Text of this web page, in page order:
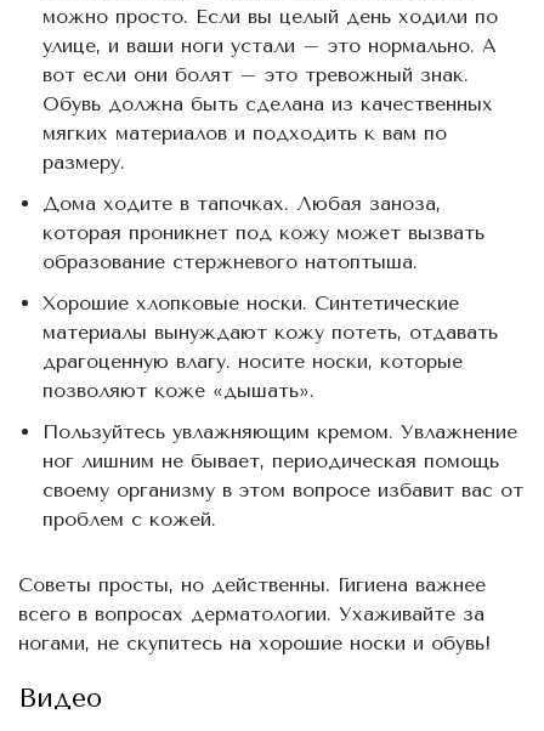
можно просто. Если вы целый день ходили по
улице, и ваши ноги устали – это нормально. А
вот если они болят – это тревожный знак.
Обувь должна быть сделана из качественных
мягких материалов и подходить к вам по
размеру.
Дома ходите в тапочках. Любая заноза,
которая проникнет под кожу может вызвать
образование стержневого натоптыша.
Хорошие хлопковые носки. Синтетические
материалы вынуждают кожу потеть, отдавать
драгоценную влагу. носите носки, которые
позволяют коже «дышать».
Пользуйтесь увлажняющим кремом. Увлажнение
ног лишним не бывает, периодическая помощь
своему организму в этом вопросе избавит вас от
проблем с кожей.
Советы просты, но действенны. Гигиена важнее
всего в вопросах дерматологии. Ухаживайте за
ногами, не скупитесь на хорошие носки и обувь!
Видео